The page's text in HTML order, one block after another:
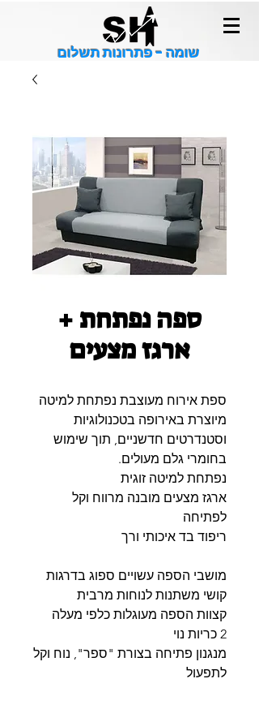
שומה - פתרונות תשלום
ספה נפתחת +
ארגז מצעים
ספת אירוח מעוצבת נפתחת למיטה
מיוצרת באירופה בטכנולוגיות
וסטנדרטים חדשניים, תוך שימוש
בחומרי גלם מעולים.
נפתחת למיטה זוגית
ארגז מצעים מובנה מרווח וקל
לפתיחה
ריפוד בד איכותי ורך
מושבי הספה עשויים ספוג בדרגות
קושי משתנות לנוחות מרבית
קצוות הספה מעוגלות כלפי מעלה
2 כריות נוי
מנגנון פתיחה בצורת "ספר", נוח וקל
לתפעול